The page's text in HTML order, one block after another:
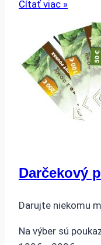
Čítať viac »
Darčekový
Darujte niekomu
Na výber sú